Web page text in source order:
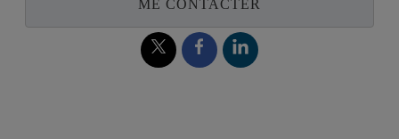
ME CONTACTER